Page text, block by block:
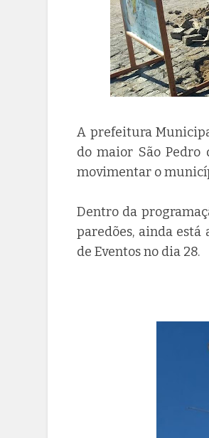
A prefeitura
do maior São
movimentar o
Dentro da
paredões, ainda está
de Eventos no dia 28.